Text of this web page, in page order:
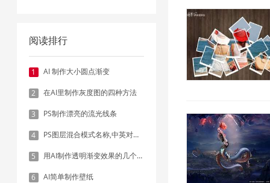
阅读排行
1 AI 制作大小圆点渐变
2 在AI里制作灰度图的四种方法
3 PS制作漂亮的流光线条
4 PS图层混合模式名称,中英对照表
5 用AI制作透明渐变效果的几个方法
6 AI简单制作壁纸